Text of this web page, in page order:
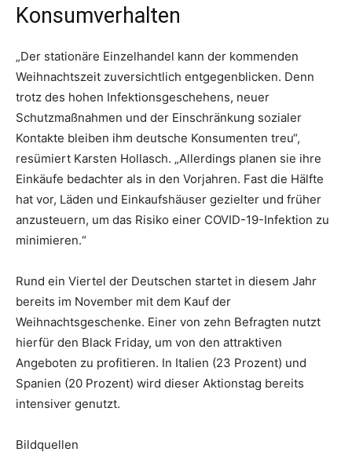
Konsumverhalten
„Der stationäre Einzelhandel kann der kommenden
Weihnachtszeit zuversichtlich entgegenblicken. Denn
trotz des hohen Infektionsgeschehens, neuer
Schutzmaßnahmen und der Einschränkung sozialer
Kontakte bleiben ihm deutsche Konsumenten treu“,
resümiert Karsten Hollasch. „Allerdings planen sie ihre
Einkäufe bedachter als in den Vorjahren. Fast die Hälfte
hat vor, Läden und Einkaufshäuser gezielter und früher
anzusteuern, um das Risiko einer COVID-19-Infektion zu
minimieren.“
Rund ein Viertel der Deutschen startet in diesem Jahr
bereits im November mit dem Kauf der
Weihnachtsgeschenke. Einer von zehn Befragten nutzt
hierfür den Black Friday, um von den attraktiven
Angeboten zu profitieren. In Italien (23 Prozent) und
Spanien (20 Prozent) wird dieser Aktionstag bereits
intensiver genutzt.
Bildquellen